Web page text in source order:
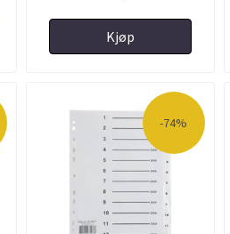
Kjøp
-74%